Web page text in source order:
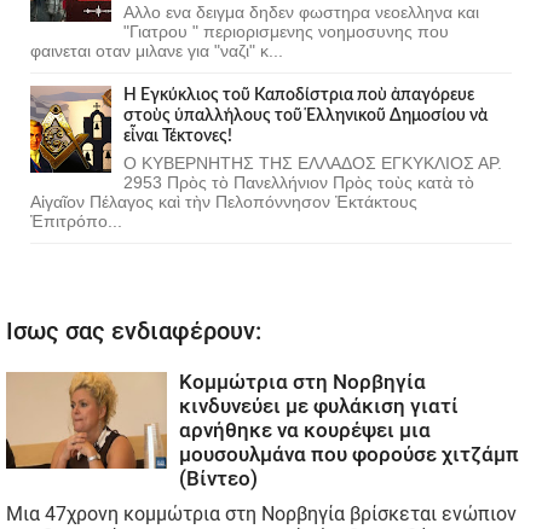
Αλλο ενα δειγμα δηδεν φωστηρα νεοελληνα και
"Γιατρου " περιορισμενης νοημοσυνης που
φαινεται οταν μιλανε για "ναζι" κ...
Ἡ Ἐγκύκλιος τοῦ Καποδίστρια ποὺ ἀπαγόρευε
στοὺς ὑπαλλήλους τοῦ Ἑλληνικοῦ Δημοσίου νὰ
εἶναι Τέκτονες!
Ο ΚΥΒΕΡΝΗΤΗΣ ΤΗΣ ΕΛΛΑΔΟΣ ΕΓΚΥΚΛΙΟΣ ΑΡ.
2953 Πρὸς τὸ Πανελλήνιον Πρὸς τοὺς κατὰ τὸ
Αἰγαῖον Πέλαγος καὶ τὴν Πελοπόννησον Ἐκτάκτους
Ἐπιτρόπο...